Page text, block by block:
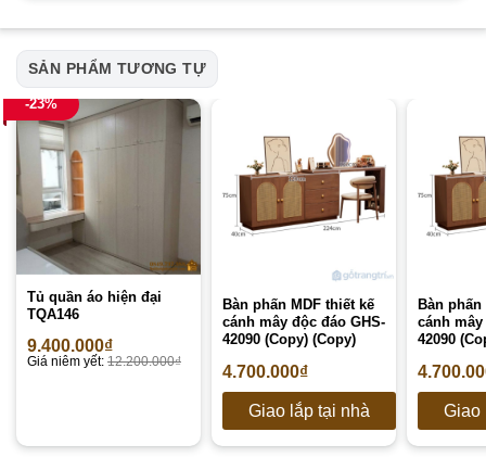
SẢN PHẨM TƯƠNG TỰ
-23%
Tủ quần áo hiện đại
TQA146
9.400.000₫
Giá niêm yết: 12.200.000₫
Bàn phấn MDF thiết kế
cánh mây độc đáo GHS-
42090 (Copy) (Copy)
4.700.000₫
Giao lắp tại nhà
Bàn
cánh mây
42090
Giao